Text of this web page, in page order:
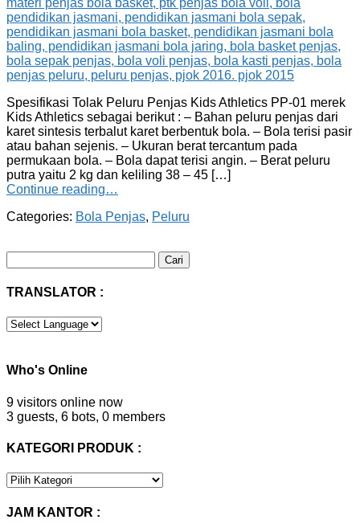
Spesifikasi Tolak Peluru Penjas Kids Athletics PP-01 merek
Kids Athletics sebagai berikut : – Bahan peluru penjas dari
karet sintesis terbalut karet berbentuk bola. – Bola terisi pasir
atau bahan sejenis. – Ukuran berat tercantum pada
permukaan bola. – Bola dapat terisi angin. – Berat peluru
putra yaitu 2 kg dan keliling 38 – 45 […]
Continue reading…
Categories: Bola Penjas, Peluru
untuk:
TRANSLATOR :
Who's Online
9 visitors online now
3 guests, 6 bots, 0 members
KATEGORI PRODUK :
KATEGORI
JAM KANTOR :